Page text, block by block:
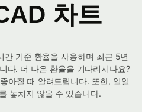
차트
간 기준 환율을 사용하며 최근 5년
다. 더 나은 환율을 기다리시나요?
아질 때 알려드립니다. 또한, 일일
놓치지 않을 수 있습니다.